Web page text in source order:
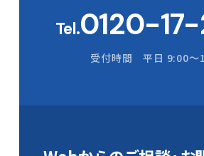
Tel.0120-
受付時間 平日 9:00〜